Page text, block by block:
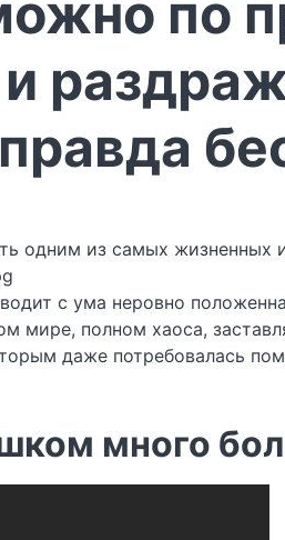
по
с ума неровно
мире, полном хаоса,
даже потребовалась
много